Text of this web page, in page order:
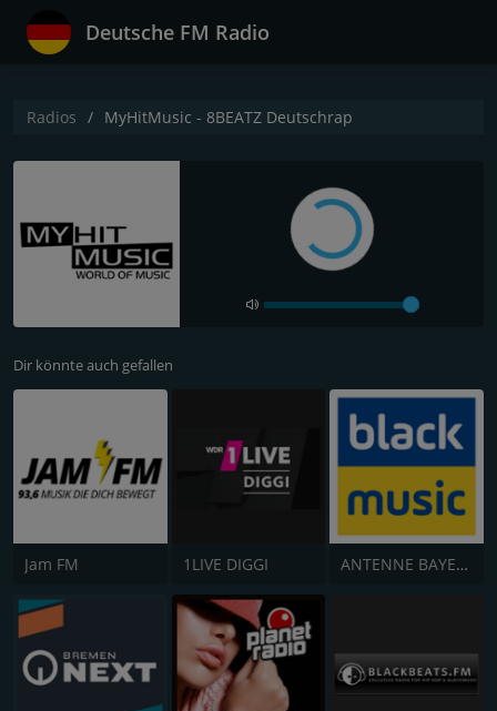
Deutsche FM Radio
Radios MyHitMusic - 8BEATZ Deutschrap
Dir könnte auch gefallen
Jam FM 1LIVE DIGGI ANTENNE BAYERN Black Beatz